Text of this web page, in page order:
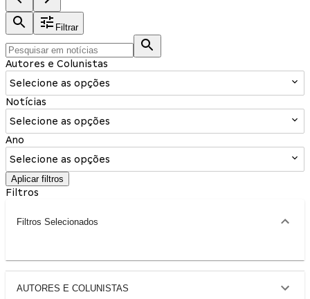
Filtrar
Autores e Colunistas
Selecione as opções
Notícias
Selecione as opções
Ano
Selecione as opções
Aplicar filtros
Filtros
Filtros Selecionados
AUTORES E COLUNISTAS